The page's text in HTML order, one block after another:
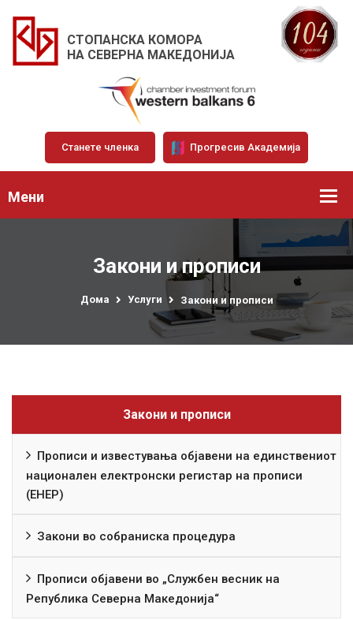
СТОПАНСКА КОМОРА
НА СЕВЕРНА МАКЕДОНИЈА
Станете членка Прогресив Академија
Мени
Закони и прописи
Дома Услуги Закони и прописи
Закони и прописи
Прописи и известувања објавени на единствениот
национален електронски регистар на прописи
(ЕНЕР)
Закони во собраниска процедура
Прописи објавени во „Службен весник на
Република Северна Македонија“